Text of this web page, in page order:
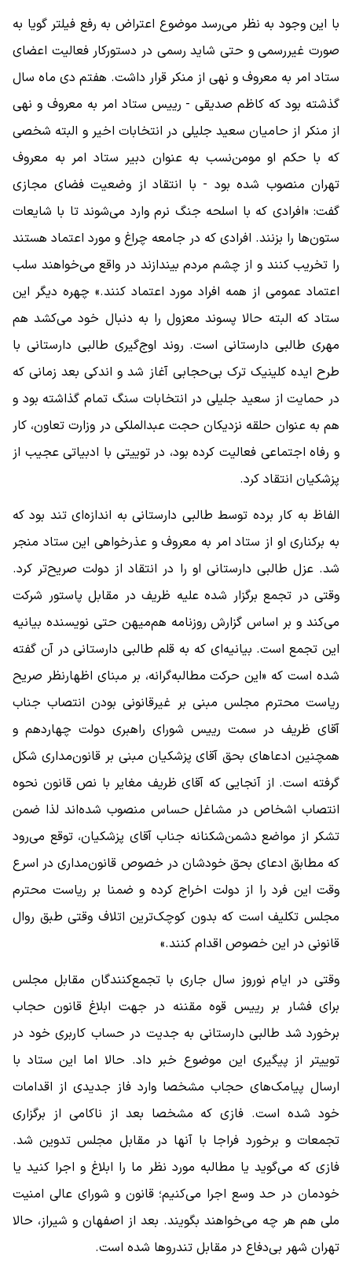
با این وجود به نظر می‌رسد موضوع اعتراض به رفع فیلتر گویا به
صورت غیررسمی و حتی شاید رسمی در دستورکار فعالیت اعضای
ستاد امر به معروف و نهی از منکر قرار داشت. هفتم دی ماه سال
گذشته بود که کاظم صدیقی - رییس ستاد امر به معروف و نهی
از منکر از حامیان سعید جلیلی در انتخابات اخیر و البته شخصی
که با حکم او مومن‌نسب به عنوان دبیر ستاد امر به معروف
تهران منصوب شده بود - با انتقاد از وضعیت فضای مجازی
گفت: «افرادی که با اسلحه جنگ نرم وارد می‌شوند تا با شایعات
ستون‌ها را بزنند. افرادی که در جامعه چراغ و مورد اعتماد هستند
را تخریب کنند و از چشم مردم بیندازند در واقع می‌خواهند سلب
اعتماد عمومی از همه افراد مورد اعتماد کنند.» چهره دیگر این
ستاد که البته حالا پسوند معزول را به دنبال خود می‌کشد هم
مهری طالبی دارستانی است. روند اوج‌گیری طالبی دارستانی با
طرح ایده کلینیک ترک بی‌حجابی آغاز شد و اندکی بعد زمانی که
در حمایت از سعید جلیلی در انتخابات سنگ تمام گذاشته بود و
هم به عنوان حلقه نزدیکان حجت عبدالملکی در وزارت تعاون، کار
و رفاه اجتماعی فعالیت کرده بود، در توییتی با ادبیاتی عجیب از
پزشکیان انتقاد کرد.
الفاظ به کار برده توسط طالبی دارستانی به اندازه‌ای تند بود که
به برکناری او از ستاد امر به معروف و عذرخواهی این ستاد منجر
شد. عزل طالبی دارستانی او را در انتقاد از دولت صریح‌تر کرد.
وقتی در تجمع برگزار شده علیه ظریف در مقابل پاستور شرکت
می‌کند و بر اساس گزارش روزنامه هم‌میهن حتی نویسنده بیانیه
این تجمع است. بیانیه‌ای که به قلم طالبی دارستانی در آن گفته
شده است که «این حرکت مطالبه‌گرانه، بر مبنای اظهارنظر صریح
ریاست محترم مجلس مبنی بر غیرقانونی بودن انتصاب جناب
آقای ظریف در سمت رییس شورای راهبری دولت چهاردهم و
همچنین ادعاهای بحق آقای پزشکیان مبنی بر قانون‌مداری شکل
گرفته است. از آنجایی که آقای ظریف مغایر با نص قانون نحوه
انتصاب اشخاص در مشاغل حساس منصوب شده‌اند لذا ضمن
تشکر از مواضع دشمن‌شکنانه جناب آقای پزشکیان، توقع می‌رود
که مطابق ادعای بحق خودشان در خصوص قانون‌مداری در اسرع
وقت این فرد را از دولت اخراج کرده و ضمنا بر ریاست محترم
مجلس تکلیف است که بدون کوچک‌ترین اتلاف وقتی طبق روال
قانونی در این خصوص اقدام کنند.»
وقتی در ایام نوروز سال جاری با تجمع‌کنندگان مقابل مجلس
برای فشار بر رییس قوه مقننه در جهت ابلاغ قانون حجاب
برخورد شد طالبی دارستانی به جدیت در حساب کاربری خود در
توییتر از پیگیری این موضوع خبر داد. حالا اما این ستاد با
ارسال پیامک‌های حجاب مشخصا وارد فاز جدیدی از اقدامات
خود شده است. فازی که مشخصا بعد از ناکامی از برگزاری
تجمعات و برخورد فراجا با آنها در مقابل مجلس تدوین شد.
فازی که می‌گوید یا مطالبه مورد نظر ما را ابلاغ و اجرا کنید یا
خودمان در حد وسع اجرا می‌کنیم؛ قانون و شورای عالی امنیت
ملی هم هر چه می‌خواهند بگویند. بعد از اصفهان و شیراز، حالا
تهران شهر بی‌دفاع در مقابل تندروها شده است.